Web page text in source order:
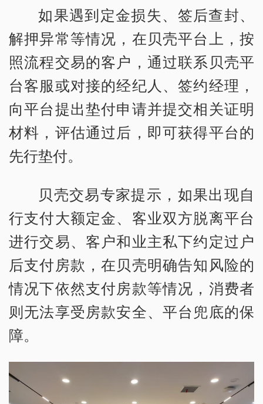
如果遇到定金损失、签后查封、
解押异常等情况，在贝壳平台上，按
照流程交易的客户，通过联系贝壳平
台客服或对接的经纪人、签约经理，
向平台提出垫付申请并提交相关证明
材料，评估通过后，即可获得平台的
先行垫付。
贝壳交易专家提示，如果出现自
行支付大额定金、客业双方脱离平台
进行交易、客户和业主私下约定过户
后支付房款，在贝壳明确告知风险的
情况下依然支付房款等情况，消费者
则无法享受房款安全、平台兜底的保
障。